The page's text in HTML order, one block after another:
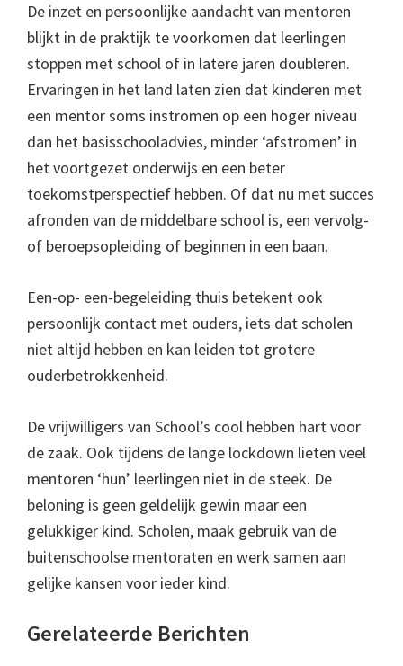
De inzet en persoonlijke aandacht van mentoren
blijkt in de praktijk te voorkomen dat leerlingen
stoppen met school of in latere jaren doubleren.
Ervaringen in het land laten zien dat kinderen met
een mentor soms instromen op een hoger niveau
dan het basisschooladvies, minder ‘afstromen’ in
het voortgezet onderwijs en een beter
toekomstperspectief hebben. Of dat nu met succes
afronden van de middelbare school is, een vervolg-
of beroepsopleiding of beginnen in een baan.
Een-op- een-begeleiding thuis betekent ook
persoonlijk contact met ouders, iets dat scholen
niet altijd hebben en kan leiden tot grotere
ouderbetrokkenheid.
De vrijwilligers van School’s cool hebben hart voor
de zaak. Ook tijdens de lange lockdown lieten veel
mentoren ‘hun’ leerlingen niet in de steek. De
beloning is geen geldelijk gewin maar een
gelukkiger kind. Scholen, maak gebruik van de
buitenschoolse mentoraten en werk samen aan
gelijke kansen voor ieder kind.
Gerelateerde Berichten